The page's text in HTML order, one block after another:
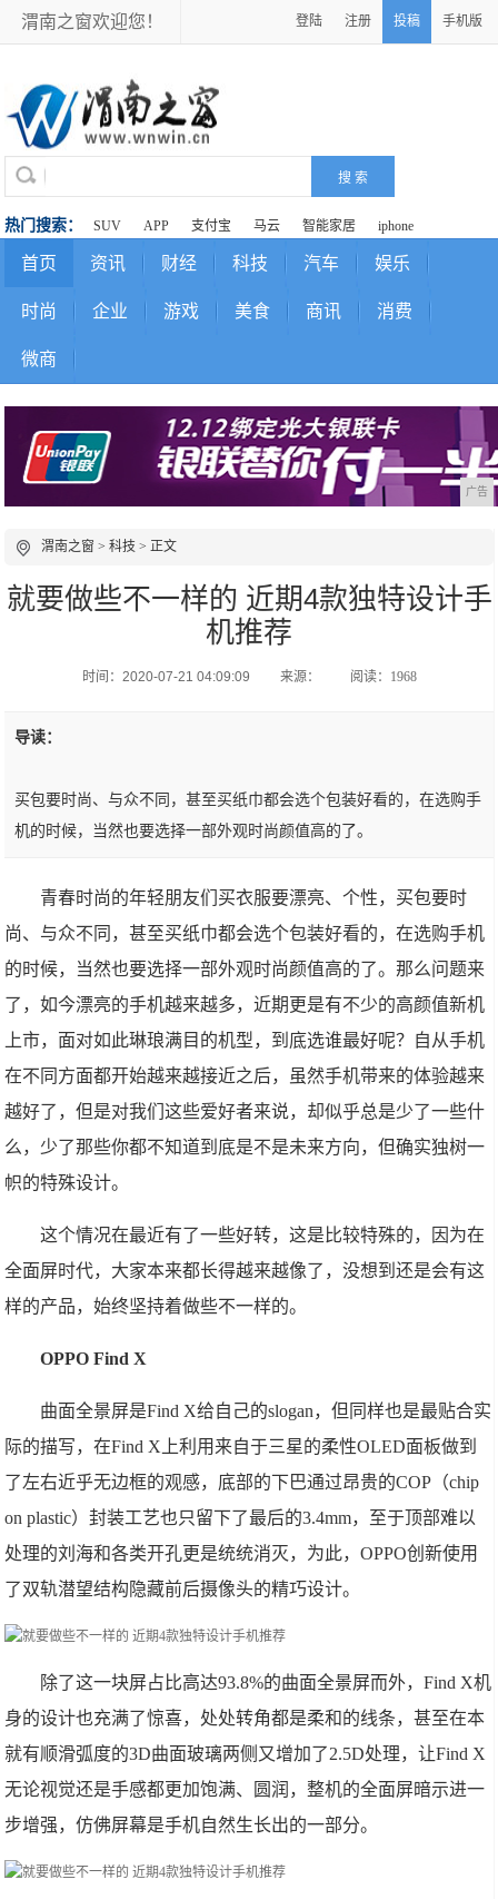
渭南之窗欢迎您！ 登陆 注册 投稿 手机版
热门搜索： SUV APP 支付宝 马云 智能家居 iphone
首页 资讯 财经 科技 汽车 娱乐
时尚 企业 游戏 美食 商讯 消费
微商
广告
渭南之窗 >科技 > 正文
就要做些不一样的 近期4款独特设计手
机推荐
时间：2020-07-21 04:09:09 来源： 阅读：1968
导读：
买包要时尚、与众不同，甚至买纸巾都会选个包装好看的，在选购手
机的时候，当然也要选择一部外观时尚颜值高的了。
青春时尚的年轻朋友们买衣服要漂亮、个性，买包要时
尚、与众不同，甚至买纸巾都会选个包装好看的，在选购手机
的时候，当然也要选择一部外观时尚颜值高的了。那么问题来
了，如今漂亮的手机越来越多，近期更是有不少的高颜值新机
上市，面对如此琳琅满目的机型，到底选谁最好呢？自从手机
在不同方面都开始越来越接近之后，虽然手机带来的体验越来
越好了，但是对我们这些爱好者来说，却似乎总是少了一些什
么，少了那些你都不知道到底是不是未来方向，但确实独树一
帜的特殊设计。
这个情况在最近有了一些好转，这是比较特殊的，因为在
全面屏时代，大家本来都长得越来越像了，没想到还是会有这
样的产品，始终坚持着做些不一样的。
OPPO Find X
曲面全景屏是Find X给自己的slogan，但同样也是最贴合实
际的描写，在Find X上利用来自于三星的柔性OLED面板做到
了左右近乎无边框的观感，底部的下巴通过昂贵的COP（chip
on plastic）封装工艺也只留下了最后的3.4mm，至于顶部难以
处理的刘海和各类开孔更是统统消灭，为此，OPPO创新使用
了双轨潜望结构隐藏前后摄像头的精巧设计。
除了这一块屏占比高达93.8%的曲面全景屏而外，Find X机
身的设计也充满了惊喜，处处转角都是柔和的线条，甚至在本
就有顺滑弧度的3D曲面玻璃两侧又增加了2.5D处理，让Find X
无论视觉还是手感都更加饱满、圆润，整机的全面屏暗示进一
步增强，仿佛屏幕是手机自然生长出的一部分。